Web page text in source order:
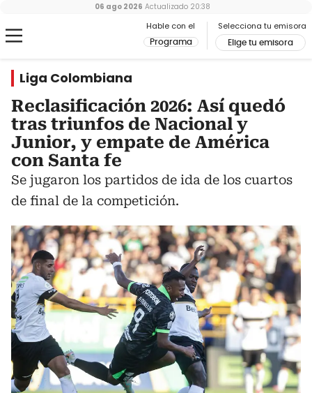
Hable con el
Programa
Selecciona tu emisora
Elige tu emisora
06 ago 2026 Actualizado 20:38
Liga Colombiana
Reclasificación 2026: Así quedó
tras triunfos de Nacional y
Junior, y empate de América
con Santa fe
Se jugaron los partidos de ida de los cuartos
de final de la competición.